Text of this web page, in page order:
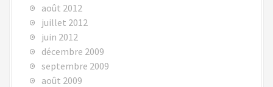
août 2012
juillet 2012
juin 2012
décembre 2009
septembre 2009
août 2009